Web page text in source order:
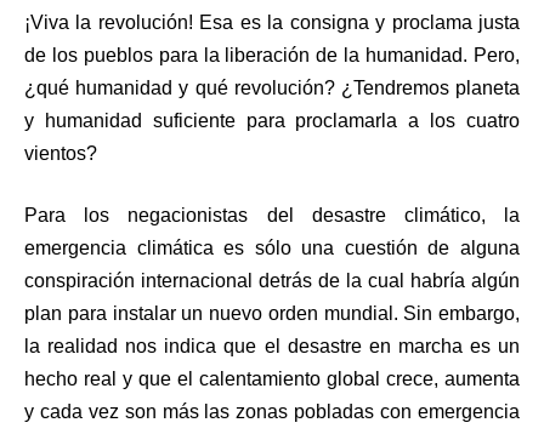
¡Viva la revolución! Esa es la consigna y proclama justa
de los pueblos para la liberación de la humanidad. Pero,
¿qué humanidad y qué revolución? ¿Tendremos planeta
y humanidad suficiente para proclamarla a los cuatro
vientos?
Para los negacionistas del desastre climático, la
emergencia climática es sólo una cuestión de alguna
conspiración internacional detrás de la cual habría algún
plan para instalar un nuevo orden mundial. Sin embargo,
la realidad nos indica que el desastre en marcha es un
hecho real y que el calentamiento global crece, aumenta
y cada vez son más las zonas pobladas con emergencia